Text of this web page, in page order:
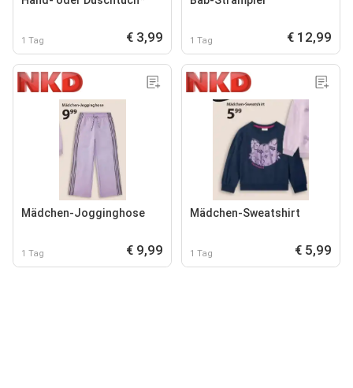
1 Tag € 3,99 1 Tag € 12,99
Mädchen-Jogginghose
1 Tag € 9,99
Mädchen-Sweatshirt
1 Tag € 5,99